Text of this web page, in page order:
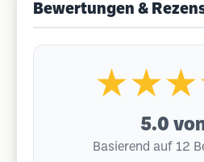
Bewertungen &
5.0
Basierend auf 12